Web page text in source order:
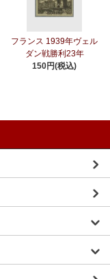
フランス 1939年ヴェル
ダン戦勝利23年
150円(税込)